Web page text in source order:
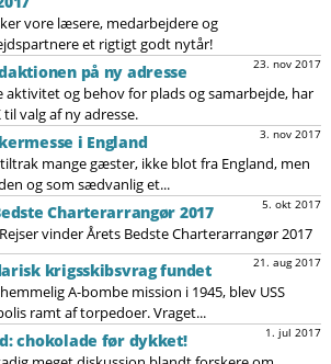
vore læsere, medarbejdere og
et rigtigt godt nytår!
23. nov 2017
på ny adresse
aktivitet og behov for plads og samarbejde, har
til valg af ny adresse.
3. nov 2017
i England
mange gæster, ikke blot fra England, men
og som sædvanlig et...
5. okt 2017
Charterarrangør 2017
vinder Årets Bedste Charterarrangør 2017
21. aug 2017
krigsskibsvrag fundet
A-bombe mission i 1945, blev USS
ramt af torpedoer. Vraget...
1. jul 2017
chokolade før dykket!